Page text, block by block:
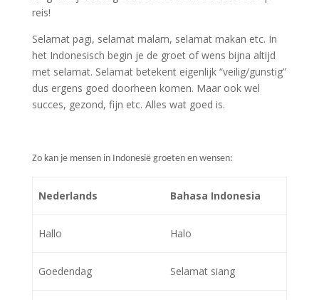
reis!
Selamat pagi, selamat malam, selamat makan etc. In
het Indonesisch begin je de groet of wens bijna altijd
met selamat. Selamat betekent eigenlijk “veilig/gunstig”
dus ergens goed doorheen komen. Maar ook wel
succes, gezond, fijn etc. Alles wat goed is.
Zo kan je mensen in Indonesië groeten en wensen:
Nederlands Bahasa Indonesia
Hallo Halo
Goedendag Selamat siang